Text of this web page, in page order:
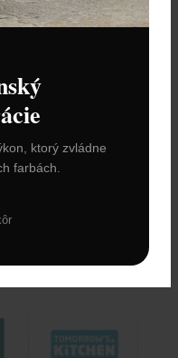
ktorý zvládne
farbách.